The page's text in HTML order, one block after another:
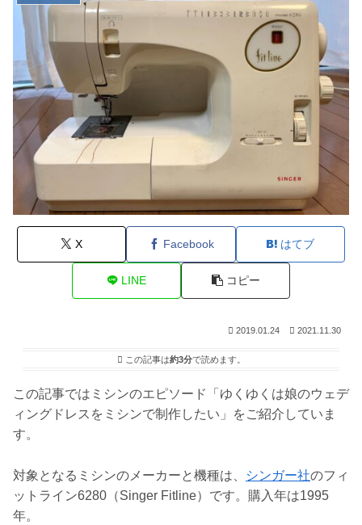
X Facebook はてブ
LINE コピー
2019.01.24 2021.11.30
この記事は約3分で読めます。
この記事ではミシンのエピソード「ゆくゆくは娘のウェデ
ィングドレスをミシンで制作したい」をご紹介していま
す。
対象となるミシンのメーカーと機種は、 シンガー社のフィ
ットライン6280（Singer Fitline）です。購入年は1995
年。